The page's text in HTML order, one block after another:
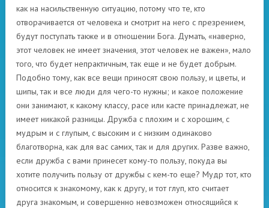
как на насильственную ситуацию, потому что те, кто
отворачивается от человека и смотрит на него с презрением,
будут поступать также и в отношении Бога. Думать, «наверно,
этот человек не имеет значения, этот человек не важен», мало
того, что будет непрактичным, так еще и не будет добрым.
Подобно тому, как все вещи приносят свою пользу, и цветы, и
шипы, так и все люди для чего-то нужны; и какое положение
они занимают, к какому классу, расе или касте принадлежат, не
имеет никакой разницы. Дружба с плохим и с хорошим, с
мудрым и с глупым, с высоким и с низким одинаково
благотворна, как для вас самих, так и для других. Разве важно,
если дружба с вами принесет кому-то пользу, покуда вы
хотите получить пользу от дружбы с кем-то еще? Мудр тот, кто
относится к знакомому, как к другу, и тот глуп, кто считает
друга знакомым, и совершенно невозможен относящийся к